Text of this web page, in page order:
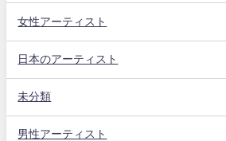
女性アーティスト
日本のアーティスト
未分類
男性アーティスト